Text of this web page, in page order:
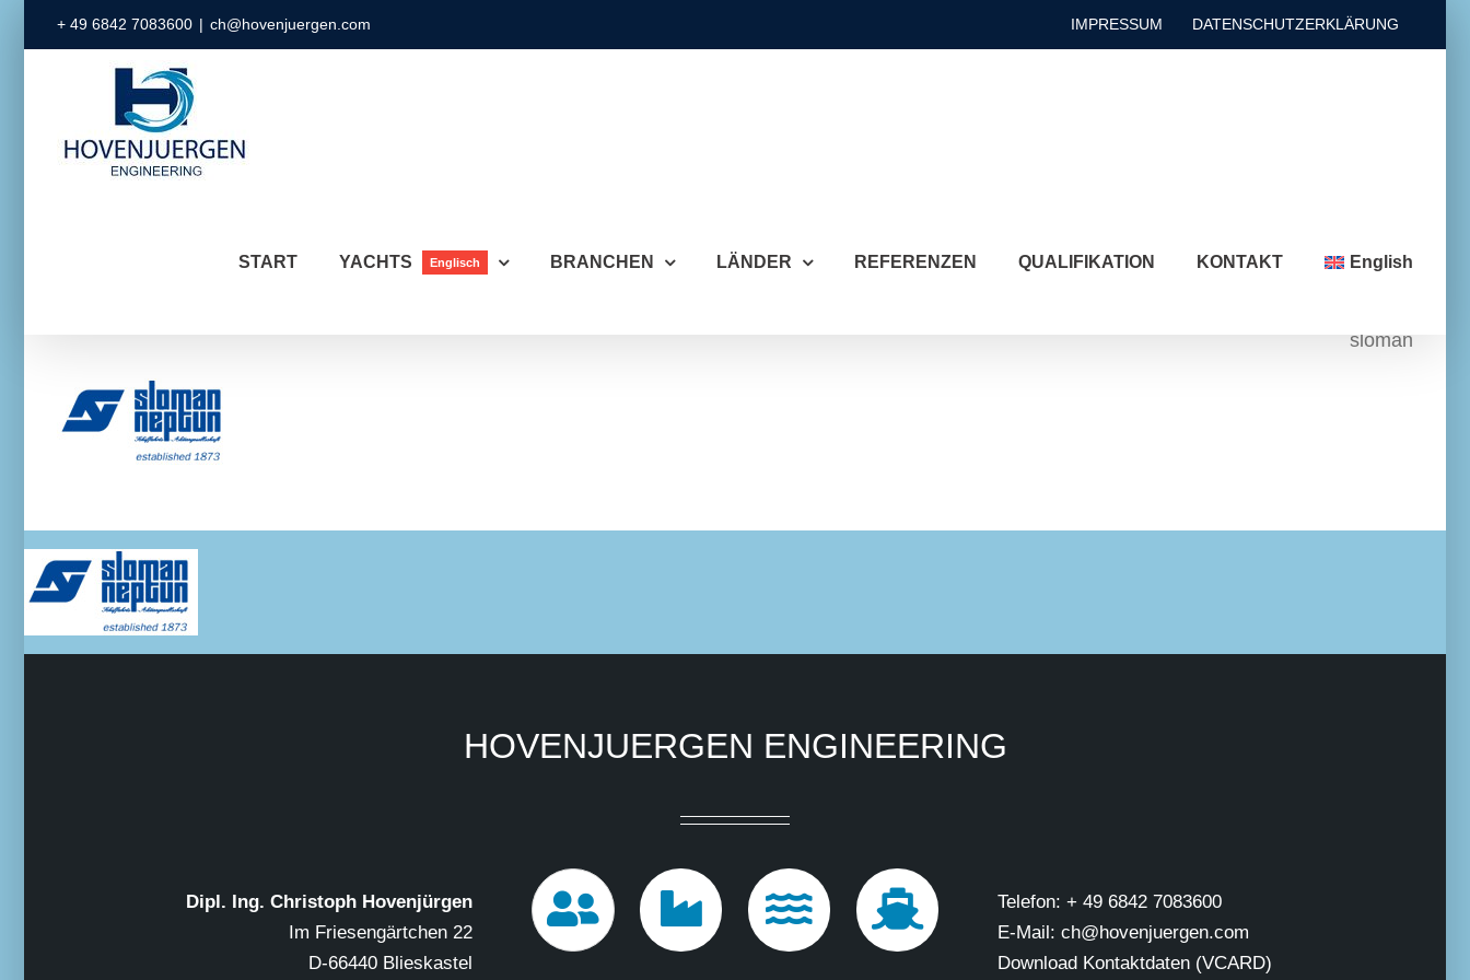
Inhalt
+ 49 6842 7083600 | ch@hovenjuergen.com IMPRESSUM DATENSCHUTZERKLÄRUNG
START YACHTS Englisch BRANCHEN LÄNDER REFERENZEN QUALIFIKATION KONTAKT English
sloman
HOVENJUERGEN ENGINEERING
Dipl. Ing. Christoph Hovenjürgen
Im Friesengärtchen 22
D-66440 Blieskastel
Telefon: + 49 6842 7083600
E-Mail: ch@hovenjuergen.com
Download Kontaktdaten (VCARD)